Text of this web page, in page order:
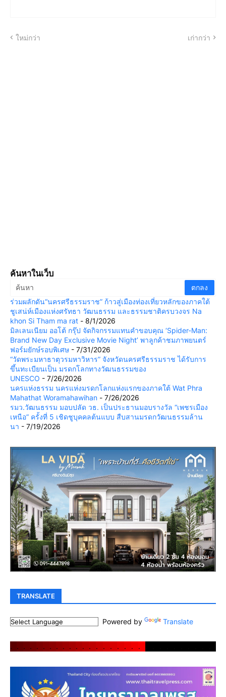
ใหม่กว่า เก่ากว่า
ค้นหาในเว็บ
ร่วมผลักดัน“นครศรีธรรมราช” ก้าวสู่เมืองท่องเที่ยวหลักของภาคใต้
ชูเสน่ห์เมืองแห่งศรัทธา วัฒนธรรม และธรรมชาติครบวงจร Na
khon Si Tham ma rat - 8/1/2026
มิลเลนเนียม ออโต้ กรุ๊ป จัดกิจกรรมแทนคำขอบคุณ ‘Spider-Man:
Brand New Day Exclusive Movie Night’ พาลูกค้าชมภาพยนตร์
ฟอร์มยักษ์รอบพิเศษ - 7/31/2026
“วัดพระมหาธาตุวรมหาวิหาร” จังหวัดนครศรีธรรมราช ได้รับการ
ขึ้นทะเบียนเป็น มรดกโลกทางวัฒนธรรมของ
UNESCO - 7/26/2026
นครแห่งธรรม นครแห่งมรดกโลกแห่งแรกของภาคใต้ Wat Phra
Mahathat Woramahawihan - 7/26/2026
รมว.วัฒนธรรม มอบปลัด วธ. เป็นประธานมอบรางวัล “เพชรเมือง
เหนือ” ครั้งที่ 5 เชิดชูบุคคลต้นแบบ สืบสานมรดกวัฒนธรรมล้าน
นา - 7/19/2026
TRANSLATE
Powered by Translate
. . . . . . . . . . . . . . . . . . . .